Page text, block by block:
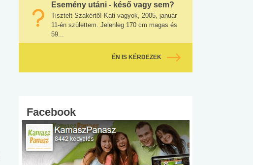
Esemény utáni - késő vagy sem?
Tisztelt Szakértő! Kati vagyok, 2005, január
11-én születtem. Jelenleg 170 cm magas és
59...
ÉN IS KÉRDEZEK
Facebook